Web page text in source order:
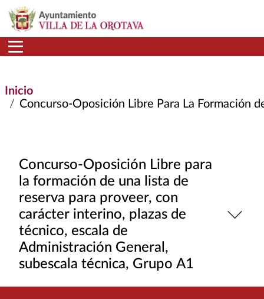
Pasar al contenido principal
Inicio
Concurso-Oposición Libre Para La Formación
Concurso-Oposición Libre para
la formación de una lista de
reserva para proveer, con
carácter interino, plazas de
técnico, escala de
Administración General,
subescala técnica, Grupo A1